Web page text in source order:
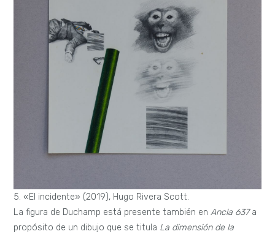
5. «El incidente» (2019), Hugo Rivera Scott.
La figura de Duchamp está presente también enAncla 637a
propósito de un dibujo que se titula La dimensión de la